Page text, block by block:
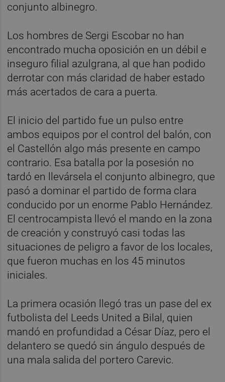
conjunto albinegro.
Los hombres de Sergi Escobar no han
encontrado mucha oposición en un débil e
inseguro filial azulgrana, al que han podido
derrotar con más claridad de haber estado
más acertados de cara a puerta.
El inicio del partido fue un pulso entre
ambos equipos por el control del balón, con
el Castellón algo más presente en campo
contrario. Esa batalla por la posesión no
tardó en llevársela el conjunto albinegro, que
pasó a dominar el partido de forma clara
conducido por un enorme Pablo Hernández.
El centrocampista llevó el mando en la zona
de creación y construyó casi todas las
situaciones de peligro a favor de los locales,
que fueron muchas en los 45 minutos
iniciales.
La primera ocasión llegó tras un pase del ex
futbolista del Leeds United a Bilal, quien
mandó en profundidad a César Díaz, pero el
delantero se quedó sin ángulo después de
una mala salida del portero Carevic.